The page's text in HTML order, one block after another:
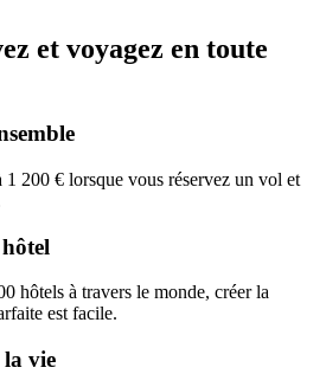
et voyagez en toute
1 200 € lorsque vous réservez un vol et
hôtels à travers le monde, créer la
est facile.
vie